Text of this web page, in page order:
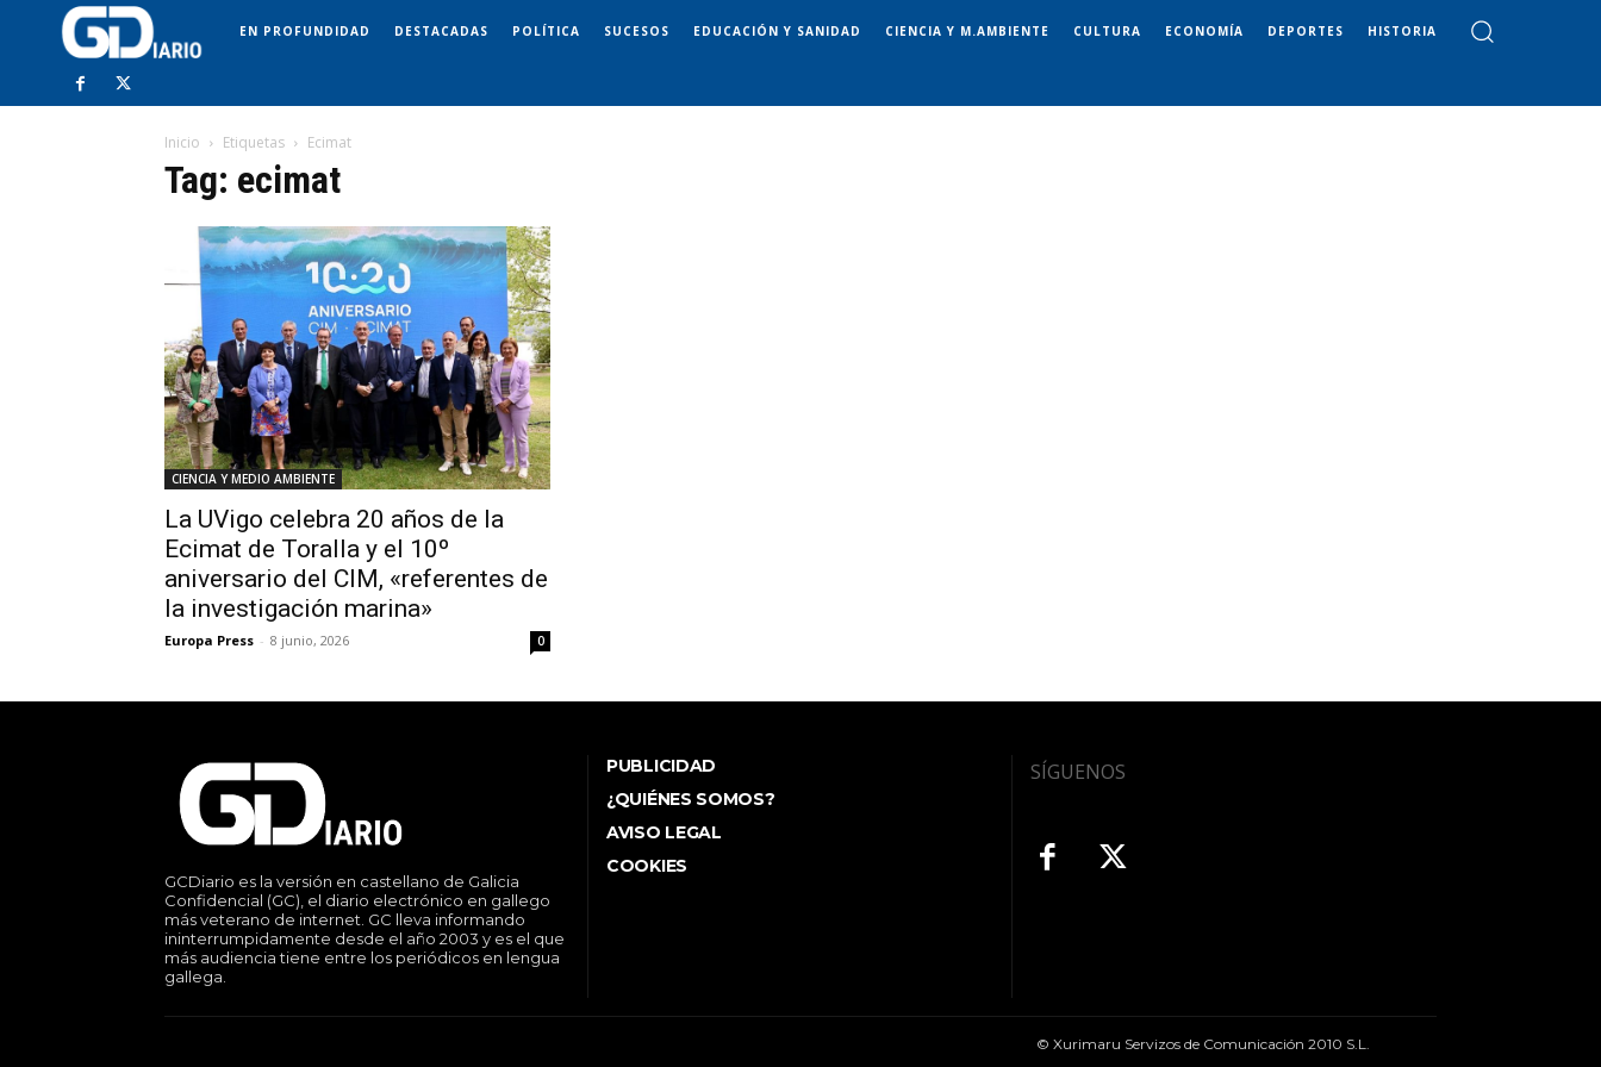
EN PROFUNDIDAD DESTACADAS POLÍTICA SUCESOS EDUCACIÓN Y SANIDAD CIENCIA Y M.AMBIENTE CULTURA ECONOMÍA DEPORTES HISTORIA
Inicio Etiquetas Ecimat
Tag: ecimat
CIENCIA Y MEDIO AMBIENTE
La UVigo celebra 20 años de la
Ecimat de Toralla y el 10º
aniversario del CIM, «referentes de
la investigación marina»
Europa Press - 8 junio, 2026 0
GCDiario es la versión en castellano de Galicia
Confidencial (GC), el diario electrónico en gallego
más veterano de internet. GC lleva informando
ininterrumpidamente desde el año 2003 y es el que
más audiencia tiene entre los periódicos en lengua
gallega.
PUBLICIDAD
¿QUIÉNES SOMOS?
AVISO LEGAL
COOKIES
SÍGUENOS
© Xurimaru Servizos de Comunicación 2010 S.L.